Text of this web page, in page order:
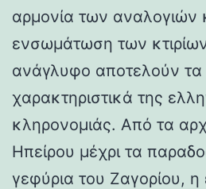
αρμονία των αναλογιών
ενσωμάτωση των
ανάγλυφο αποτελούν τα
χαρακτηριστικά της
κληρονομιάς. Από τα
Ηπείρου μέχρι τα
γεφύρια του Ζαγορίου, η